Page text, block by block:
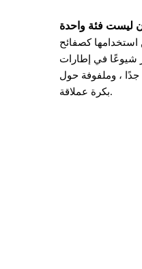
ليست فئة واحدة
استخدامها كصفائح
شيوعًا في إطارات
، وملفوفة حول
بكرة عملاقة.